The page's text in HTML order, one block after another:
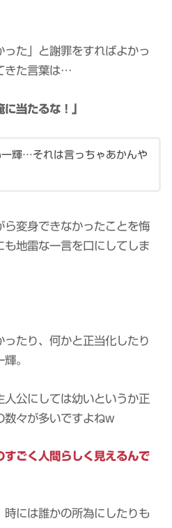
た」と謝罪をすればよかっ
きた言葉は…
に当たるな！」
一輝…それは言っちゃあかんや
ら変身できなかったことを悔
地雷な一言を口にしてしま
たり、何かと正当化したり
。
人公にしては幼いというか正
数々が多いですよねw
すごく人間らしく見えるんで
時には誰かの所為にしたりも